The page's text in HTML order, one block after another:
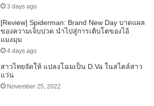
3 days ago
[Review] Spiderman: Brand New Day บาดแผล
ของความเจ็บปวด นำไปสู่การเติบโตของไอ้
แมงมุม
4 days ago
สาวไทยจัดให้ แปลงโฉมเป็น D.Va ในสไตล์สาว
แว่น
November 25, 2022